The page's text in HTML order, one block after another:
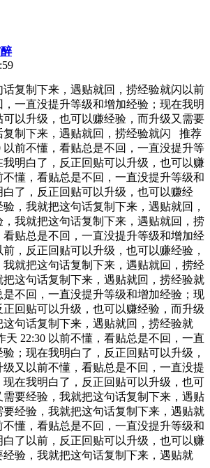
复制下来，遇贴就回，捞经验就闪以前
一直没提升等级和增加经验；现在我明
以升级，也可以赚经验，而升级又需要
复制下来，遇贴就回，捞经验就闪 推荐
以前不懂，看贴总是不回，一直没提升等
明白了，反正回贴可以升级，也可以赚
懂，看贴总是不回，一直没提升等级和
了，反正回贴可以升级，也可以赚经
，我就把这句话复制下来，遇贴就回，
我就把这句话复制下来，遇贴就回，捞
贴总是不回，一直没提升等级和增加经
，反正回贴可以升级，也可以赚经验，
就把这句话复制下来，遇贴就回，捞经
这句话复制下来，遇贴就回，捞经验就
不回，一直没提升等级和增加经验；现
回贴可以升级，也可以赚经验，而升级
这句话复制下来，遇贴就回，捞经验就
22:30 以前不懂，看贴总是不回，一直
；现在我明白了，反正回贴可以升级，
又以前不懂，看贴总是不回，一直没提
在我明白了，反正回贴可以升级，也可
需要经验，我就把这句话复制下来，遇贴
经验，我就把这句话复制下来，遇贴就
不懂，看贴总是不回，一直没提升等级和
了以前，反正回贴可以升级，也可以赚
验，我就把这句话复制下来，遇贴就